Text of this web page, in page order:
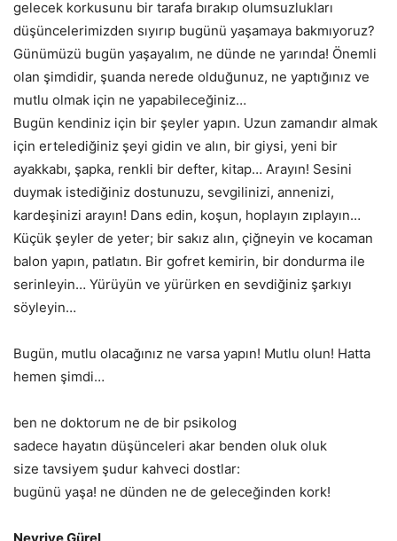
gelecek korkusunu bir tarafa bırakıp olumsuzlukları
düşüncelerimizden sıyırıp bugünü yaşamaya bakmıyoruz?
Günümüzü bugün yaşayalım, ne dünde ne yarında! Önemli
olan şimdidir, şuanda nerede olduğunuz, ne yaptığınız ve
mutlu olmak için ne yapabileceğiniz…
Bugün kendiniz için bir şeyler yapın. Uzun zamandır almak
için ertelediğiniz şeyi gidin ve alın, bir giysi, yeni bir
ayakkabı, şapka, renkli bir defter, kitap… Arayın! Sesini
duymak istediğiniz dostunuzu, sevgilinizi, annenizi,
kardeşinizi arayın! Dans edin, koşun, hoplayın zıplayın…
Küçük şeyler de yeter; bir sakız alın, çiğneyin ve kocaman
balon yapın, patlatın. Bir gofret kemirin, bir dondurma ile
serinleyin… Yürüyün ve yürürken en sevdiğiniz şarkıyı
söyleyin…
Bugün, mutlu olacağınız ne varsa yapın! Mutlu olun! Hatta
hemen şimdi…
ben ne doktorum ne de bir psikolog
sadece hayatın düşünceleri akar benden oluk oluk
size tavsiyem şudur kahveci dostlar:
bugünü yaşa! ne dünden ne de geleceğinden kork!